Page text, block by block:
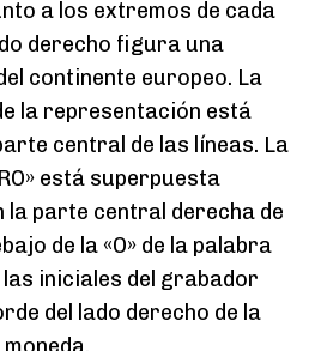
a los extremos de cada
derecho figura una
continente europeo. La
la representación está
central de las líneas. La
está superpuesta
la parte central derecha de
de la «O» de la palabra
las iniciales del grabador
del lado derecho de la